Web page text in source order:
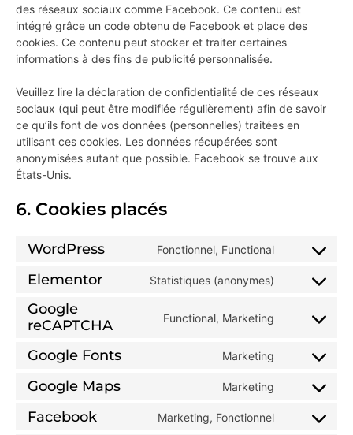
des réseaux sociaux comme Facebook. Ce contenu est
intégré grâce un code obtenu de Facebook et place des
cookies. Ce contenu peut stocker et traiter certaines
informations à des fins de publicité personnalisée.
Veuillez lire la déclaration de confidentialité de ces réseaux
sociaux (qui peut être modifiée régulièrement) afin de savoir
ce qu’ils font de vos données (personnelles) traitées en
utilisant ces cookies. Les données récupérées sont
anonymisées autant que possible. Facebook se trouve aux
États-Unis.
6. Cookies placés
WordPress Fonctionnel, Functional
Elementor Statistiques (anonymes)
Google
reCAPTCHA
Functional, Marketing
Google Fonts Marketing
Google Maps Marketing
Facebook Marketing, Fonctionnel